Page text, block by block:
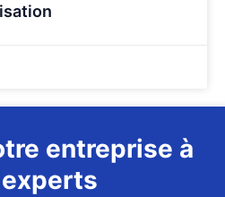
entreprise à